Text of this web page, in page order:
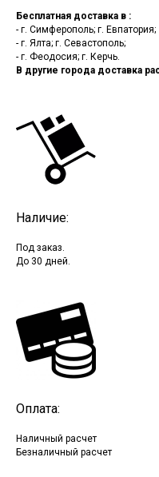
Бесплатная доставка в :
- г. Симферополь; г. Евпатория;
- г. Ялта; г. Севастополь;
- г. Феодосия; г. Керчь.
В другие города доставка
Наличие:
Под заказ.
До 30 дней.
Оплата:
Наличный расчет
Безналичный расчет